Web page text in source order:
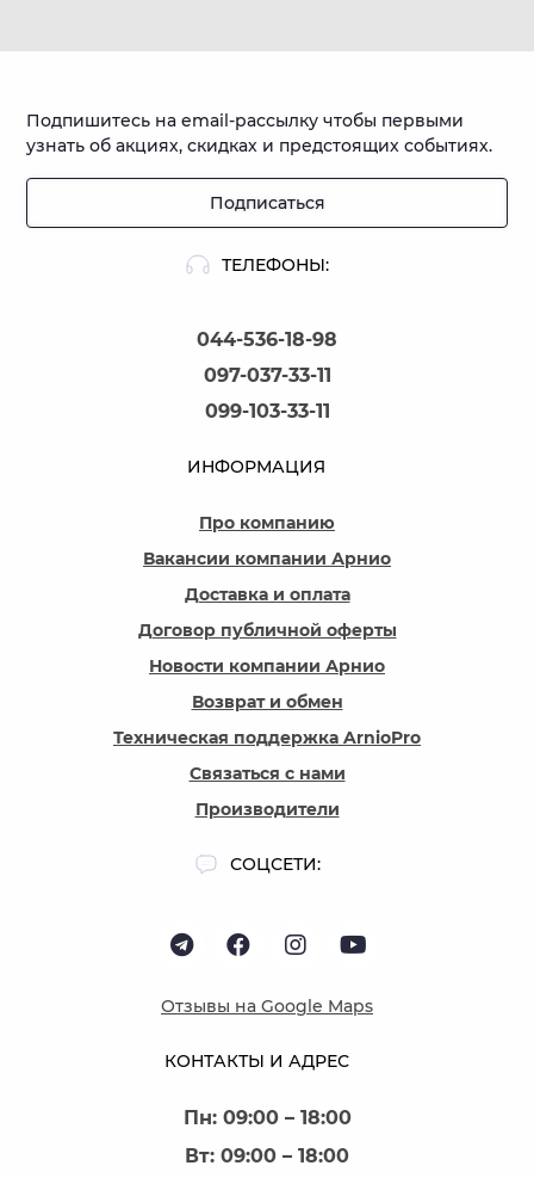
ТЕЛЕФОНЫ:
044-536-18-98
097-037-33-11
099-103-33-11
Подпишитесь на email-рассылку чтобы первыми
узнать об акциях, скидках и предстоящих событиях.
Подписаться
КОНТАКТЫ И АДРЕС
Пн: 09:00 – 18:00
Вт: 09:00 – 18:00
ИНФОРМАЦИЯ
Про компанию
Вакансии компании Арнио
Доставка и оплата
Договор публичной оферты
Новости компании Арнио
Возврат и обмен
Техническая поддержка ArnioPro
Связаться с нами
Производители
СОЦСЕТИ:
Отзывы на Google Maps